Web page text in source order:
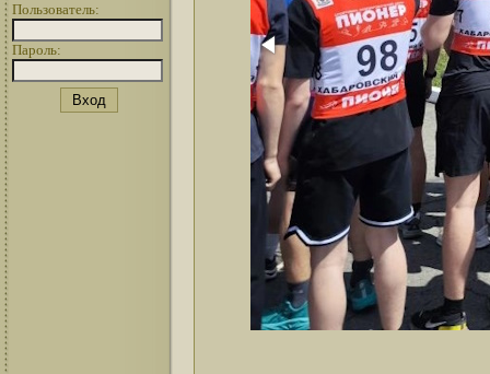
Пользователь:
Пароль: